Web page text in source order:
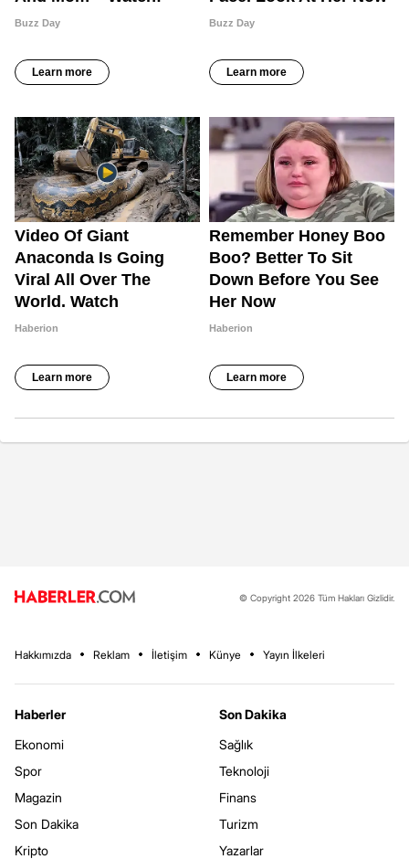
© Copyright 2026 Tüm Hakları Gizlidir.
Hakkımızda Reklam İletişim Künye Yayın İlkeleri
Haberler
Ekonomi
Spor
Magazin
Son Dakika
Kripto
Son Dakika
Sağlık
Teknoloji
Finans
Turizm
Yazarlar